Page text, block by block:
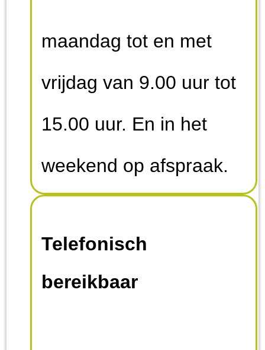
wij de partijen waarmee
we samenwerken bij
structurele castraties en
sterilisaties.
maandag tot en met
vrijdag van 9.00 uur tot
15.00 uur. En in het
weekend op afspraak.
Telefonisch
bereikbaar